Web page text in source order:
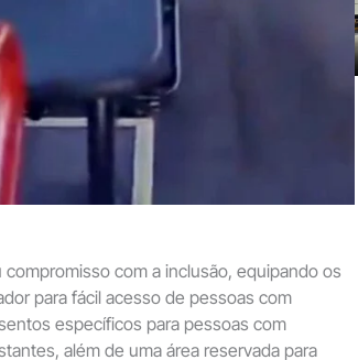
com a inclusão, equipando os
para fácil acesso de pessoas com
específicos para pessoas com
além de uma área reservada para